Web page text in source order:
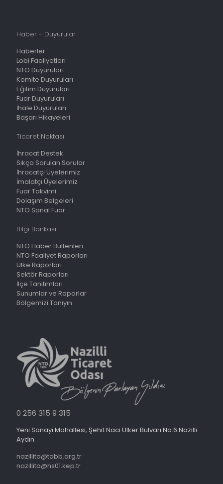
Haber - Duyurular
Haberler
Lobi Faaliyetleri
NTO Duyuruları
Komite Duyuruları
Eğitim Duyuruları
Fuar Duyuruları
İhale Duyuruları
Başarı Hikayeleri
Ticaret Noktası
İhracat Destek
Sıkça Sorulan Sorular
İhracatçı Üyelerimiz
İmalatçı Üyelerimiz
Fuar Takvimi
Dolaşım Belgeleri
NTO Sanal Fuar
Bilgi Bankası
NTO Haber Bültenleri
NTO Faaliyet Raporları
Ülke Raporları
Sektör Raporları
İlçe Tanıtımları
Sunumlar ve Raporlar
Bölgemizi Tanıyın
0 256 315 9 315
Yeni Sanayi Mahallesi, Şehit Naci Ülker Bulvarı No:6 Nazilli
Aydın
nazillito@tobb.org.tr
nazillito@hs01.kep.tr